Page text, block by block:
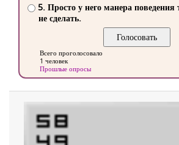
5. Просто у него манера поведения
не сделать.
Всего проголосовало
1 человек
Прошлые опросы